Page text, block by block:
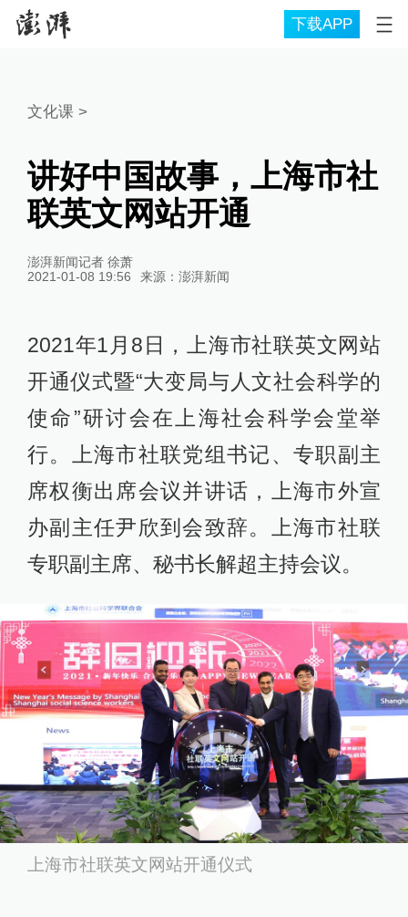
下载APP
文化课>
讲好中国故事，上海市社
联英文网站开通
澎湃新闻记者 徐萧
2021-01-08 19:56
来源： 澎湃新闻
2021年1月8日，上海市社联英文网站
开通仪式暨“大变局与人文社会科学的
使命”研讨会在上海社会科学会堂举
行。上海市社联党组书记、专职副主
席权衡出席会议并讲话，上海市外宣
办副主任尹欣到会致辞。上海市社联
专职副主席、秘书长解超主持会议。
上海市社联英文网站开通仪式